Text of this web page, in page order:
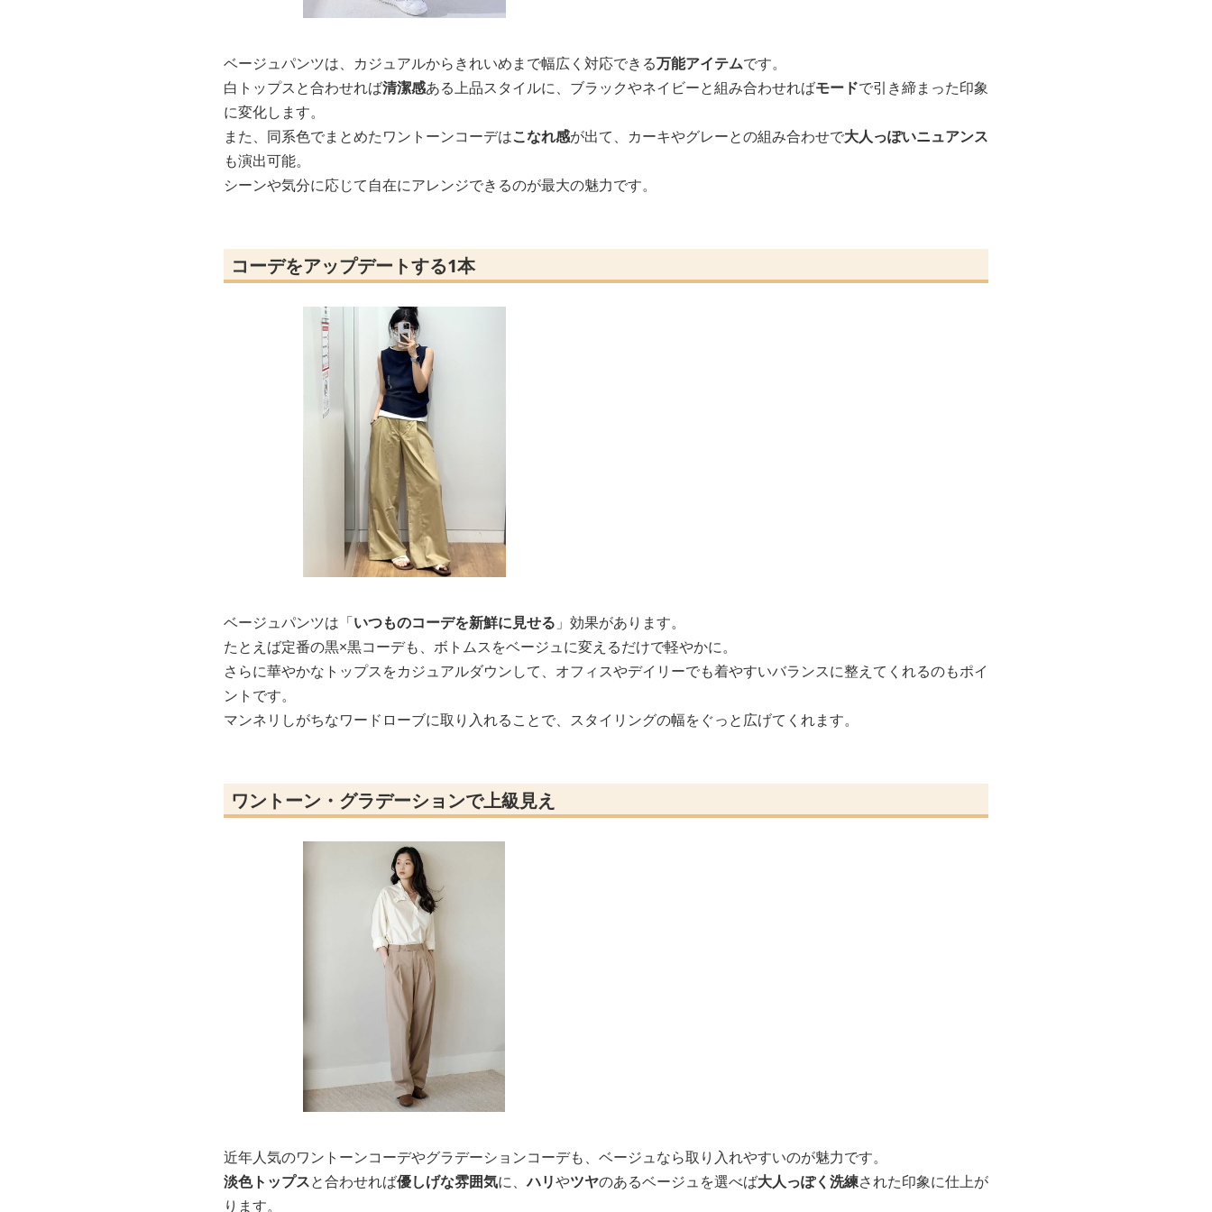
ベージュパンツは、カジュアルからきれいめまで幅広く対応できる万能アイテムです。
白トップスと合わせれば清潔感ある上品スタイルに、ブラックやネイビーと組み合わせればモードで引き締まった印象
に変化します。
また、同系色でまとめたワントーンコーデはこなれ感が出て、カーキやグレーとの組み合わせで大人っぽいニュアンス
も演出可能。
シーンや気分に応じて自在にアレンジできるのが最大の魅力です。
コーデをアップデートする1本
ベージュパンツは「いつものコーデを新鮮に見せる 」効果があります。
たとえば定番の黒×黒コーデも、ボトムスをベージュに変えるだけで軽やかに。
さらに華やかなトップスをカジュアルダウンして、オフィスやデイリーでも着やすいバランスに整えてくれるのもポイ
ントです。
マンネリしがちなワードローブに取り入れることで、スタイリングの幅をぐっと広げてくれます。
ワントーン・グラデーションで上級見え
近年人気のワントーンコーデやグラデーションコーデも、ベージュなら取り入れやすいのが魅力です。
淡色トップスと合わせれば優しげな雰囲気に、ハリやツヤのあるベージュを選べば大人っぽく洗練された印象に仕上が
ります。